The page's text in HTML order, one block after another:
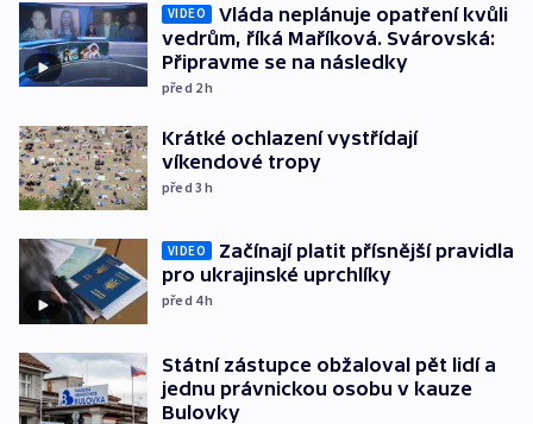
VIDEO
Vláda neplánuje opatření kvůli
vedrům, říká Maříková. Svárovská:
Připravme se na následky
před 2h
Krátké ochlazení vystřídají
víkendové tropy
před 3h
VIDEO
Začínají platit přísnější pravidla
pro ukrajinské uprchlíky
před 4h
Státní zástupce obžaloval pět lidí a
jednu právnickou osobu v kauze
Bulovky